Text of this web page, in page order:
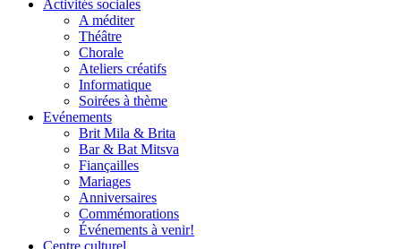
Activités sociales
A méditer
Théâtre
Chorale
Ateliers créatifs
Informatique
Soirées à thème
Evénements
Brit Mila & Brita
Bar & Bat Mitsva
Fiançailles
Mariages
Anniversaires
Commémorations
Événements à venir!
Centre culturel